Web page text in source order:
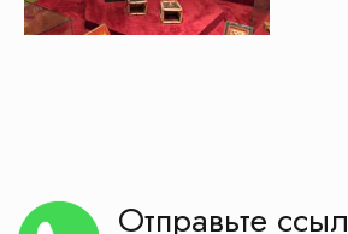
!
Получить бесплатную консультацию